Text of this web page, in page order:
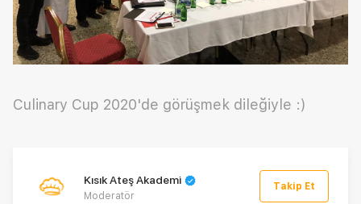
Culinary Cup 2020'de görüşmek dileğiyle :)
Kısık Ateş Akademi
Moderatör
Takip Et